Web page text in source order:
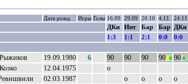
Дата рожд. Игры Голы 16.09 29.09 20.10 4.11 24.11
ДКи Инт Бар Бар ДКи
1:3
1:1 2:1 0:0 0:0
19.09.1980 6 90 90 90 90|| 0 900
12.04.1975
о
02.03.1987 о о о о